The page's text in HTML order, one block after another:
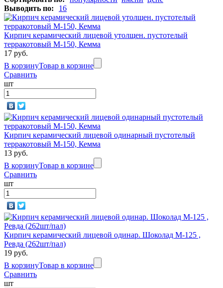
Выводить по:
16
Кирпич керамический лицевой утолщен. пустотелый
терракотовый М-150, Кемма
17 руб.
В корзинуТовар в корзине
Сравнить
шт
Кирпич керамический лицевой одинарный пустотелый
терракотовый М-150, Кемма
13 руб.
В корзинуТовар в корзине
Сравнить
шт
Кирпич керамический лицевой одинар. Шоколад М-125 ,
Ревда (262шт/пал)
19 руб.
В корзинуТовар в корзине
Сравнить
шт